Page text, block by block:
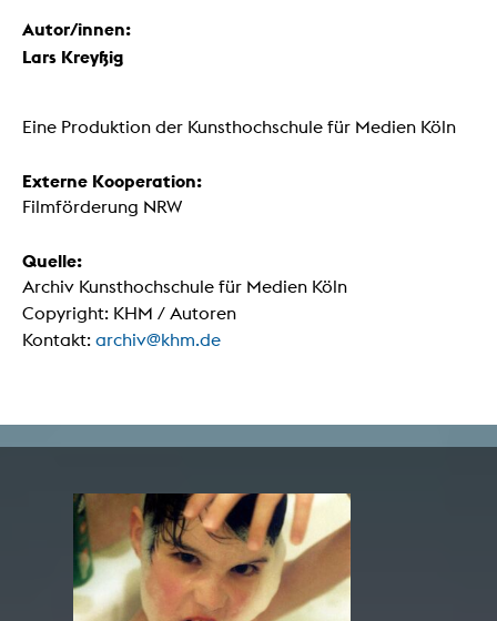
Autor/innen:
Lars Kreyßig
Eine Produktion der Kunsthochschule für Medien Köln
Externe Kooperation:
Filmförderung NRW
Quelle:
Archiv Kunsthochschule für Medien Köln
Copyright: KHM / Autoren
Kontakt: archiv@khm.de